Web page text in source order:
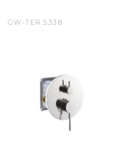
GW-TER.5338